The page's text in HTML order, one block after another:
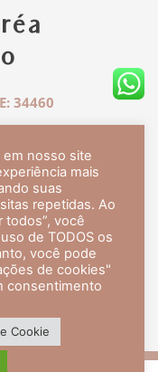
34460
UFRJ.
UFRJ, tendo
em 2007.
de Dermatologia,
nosso site
mais
suas
repetidas. Ao
todos”, você
de TODOS os
você pode
de cookies"
consentimento
Cookie